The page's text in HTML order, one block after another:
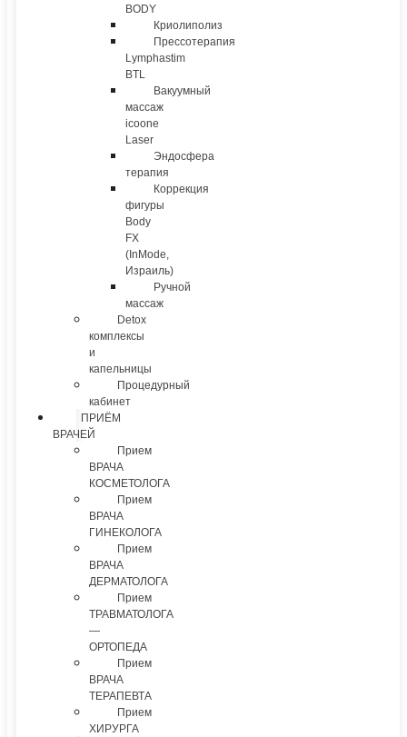
BODY
Криолиполиз
Прессотерапия
Lymphastim
BTL
Вакуумный
массаж
icoone
Laser
Эндосфера
терапия
Коррекция
фигуры
Body
FX
(InMode,
Израиль)
Ручной
массаж
Detox
комплексы
и
капельницы
Процедурный
кабинет
ПРИЁМ
ВРАЧЕЙ
Прием
ВРАЧА
КОСМЕТОЛОГА
Прием
ВРАЧА
ГИНЕКОЛОГА
Прием
ВРАЧА
ДЕРМАТОЛОГА
Прием
ТРАВМАТОЛОГА
—
ОРТОПЕДА
Прием
ВРАЧА
ТЕРАПЕВТА
Прием
ХИРУРГА